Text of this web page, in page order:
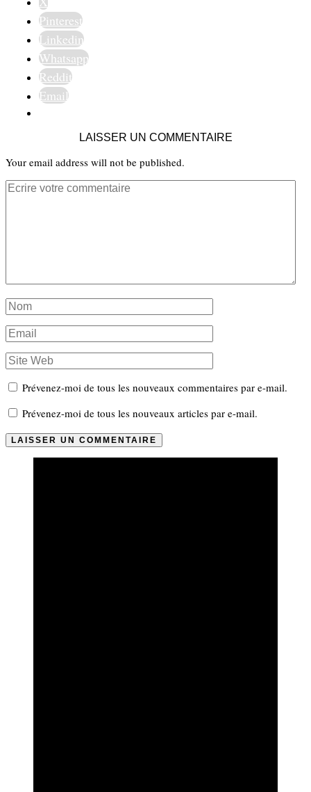
Pinterest
Linkedin
Whatsapp
Reddit
Email
LAISSER UN COMMENTAIRE
Your email address will not be published.
Prévenez-moi de tous les nouveaux commentaires par e-mail.
Prévenez-moi de tous les nouveaux articles par e-mail.